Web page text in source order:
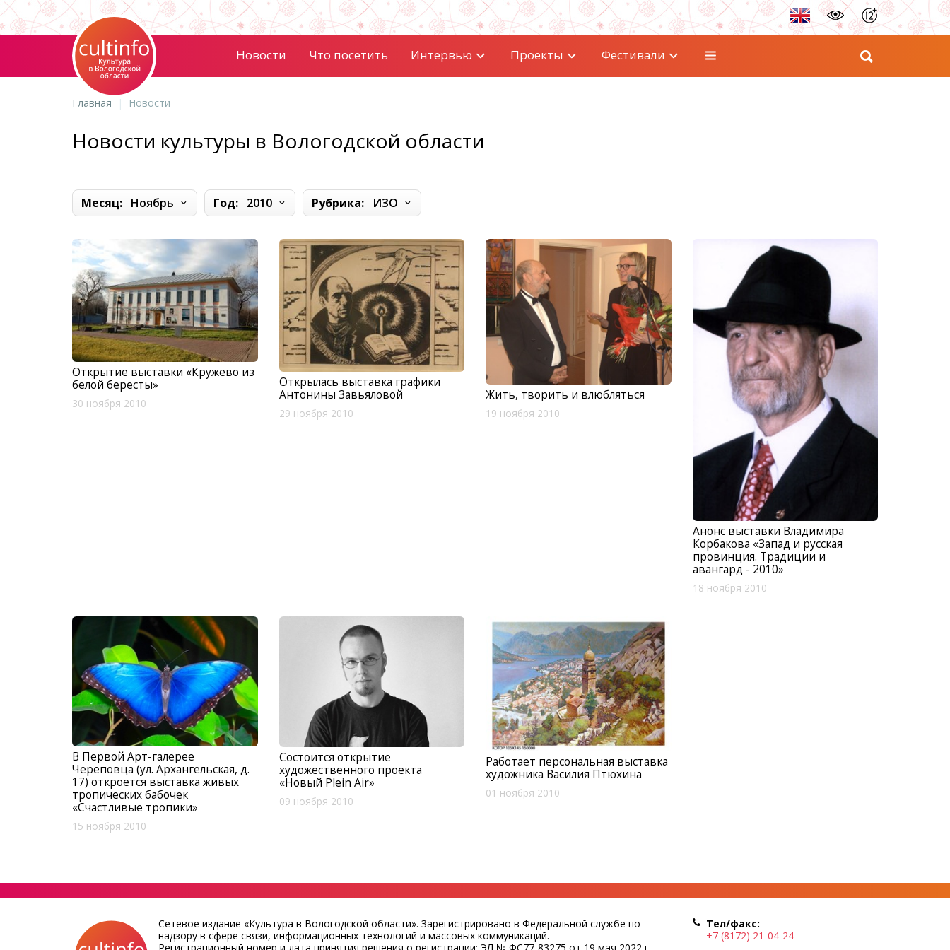
Новости Что посетить Интервью Проекты Фестивали
Главная Новости
Новости культуры в Вологодской области
Месяц: Ноябрь Год: 2010 Рубрика: ИЗО
Открытие выставки «Кружево из
белой бересты»
30 ноября 2010
Открылась выставка графики
Антонины Завьяловой
29 ноября 2010
Жить, творить и влюбляться
19 ноября 2010
Анонс выставки Владимира
Корбакова «Запад и русская
провинция. Традиции и
авангард - 2010»
18 ноября 2010
В Первой Арт-галерее
Череповца (ул. Архангельская, д.
17) откроется выставка живых
тропических бабочек
«Счастливые тропики»
15 ноября 2010
Состоится открытие
художественного проекта
«Новый Plein Air»
09 ноября 2010
Работает персональная выставка
художника Василия Птюхина
01 ноября 2010
Сетевое издание «Культура в Вологодской области». Зарегистрировано в Федеральной службе по
надзору в сфере связи, информационных технологий и массовых коммуникаций.
Тел/факс:
+7 (8172) 21-04-24